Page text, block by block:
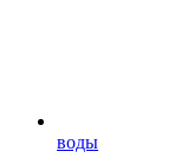
воды